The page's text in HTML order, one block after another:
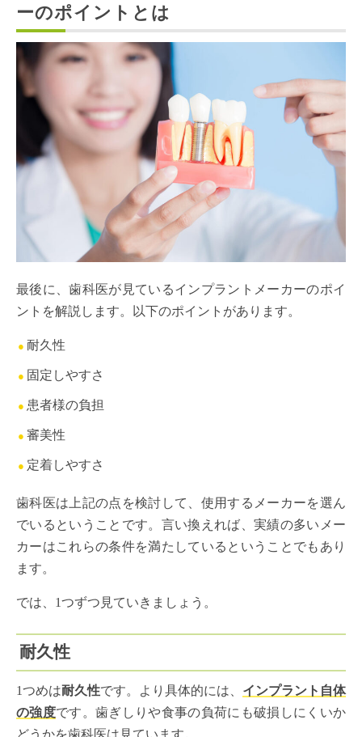
ーのポイントとは
最後に、歯科医が見ているインプラントメーカーのポイ
ントを解説します。以下のポイントがあります。
耐久性
固定しやすさ
患者様の負担
審美性
定着しやすさ
歯科医は上記の点を検討して、使用するメーカーを選ん
でいるということです。言い換えれば、実績の多いメー
カーはこれらの条件を満たしているということでもあり
ます。
では、1つずつ見ていきましょう。
耐久性
1つめは耐久性です。より具体的には、 インプラント自体
の強度です。歯ぎしりや食事の負荷にも破損しにくいか
どうかを歯科医は見ています。